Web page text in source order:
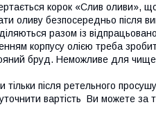
корок «Слив оливи»,
оливу безпосередньо після
разом із
корпусу олією треба
бруд. Неможливе для
тільки після ретельного
вартість Ви можете за